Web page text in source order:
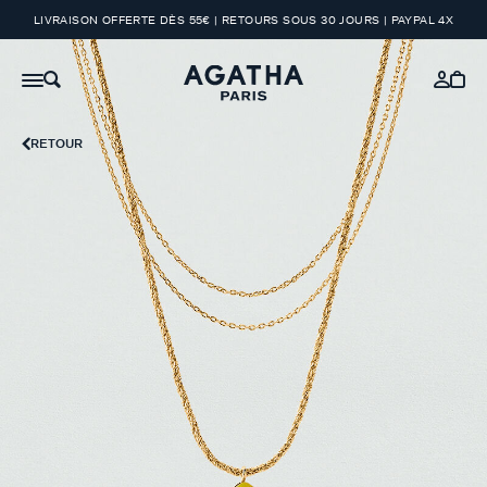
LIVRAISON OFFERTE DÈS 55€ | RETOURS SOUS 30 JOURS | PAYPAL 4X
RETOUR